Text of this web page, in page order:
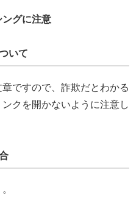
グに注意
いて
ですので、詐欺だとわかる
クを開かないように注意し